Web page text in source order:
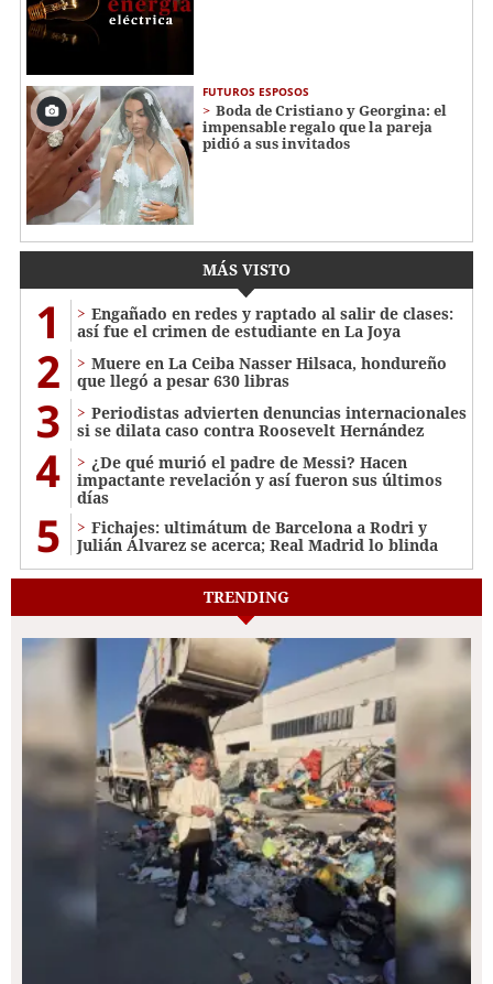
FUTUROS ESPOSOS
Boda de Cristiano y Georgina: el
impensable regalo que la pareja
pidió a sus invitados
MÁS VISTO
1
Engañado en redes y raptado al salir de clases:
así fue el crimen de estudiante en La Joya
2
Muere en La Ceiba Nasser Hilsaca, hondureño
que llegó a pesar 630 libras
3
Periodistas advierten denuncias internacionales
si se dilata caso contra Roosevelt Hernández
4
¿De qué murió el padre de Messi? Hacen
impactante revelación y así fueron sus últimos
días
5
Fichajes: ultimátum de Barcelona a Rodri y
Julián Álvarez se acerca; Real Madrid lo blinda
TRENDING